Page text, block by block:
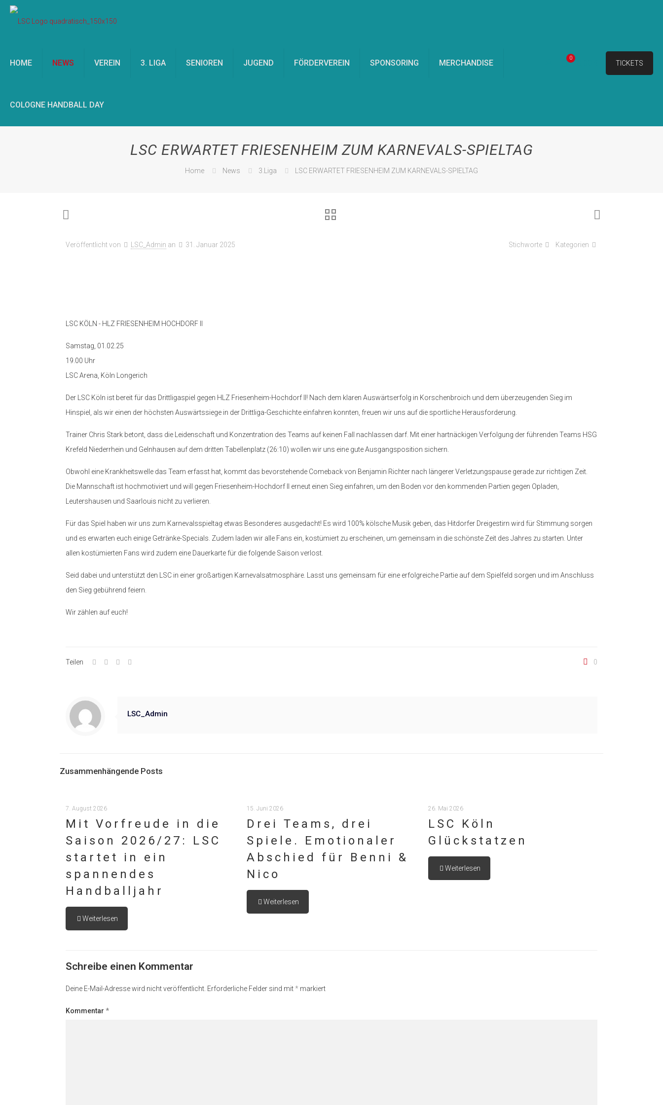
HOME NEWS VEREIN 3. LIGA SENIOREN JUGEND FÖRDERVEREIN SPONSORING MERCHANDISE
COLOGNE HANDBALL DAY
0
TICKETS
LSC ERWARTET FRIESENHEIM ZUM KARNEVALS-SPIELTAG
Home News 3.Liga LSC ERWARTET FRIESENHEIM ZUM KARNEVALS-SPIELTAG
Veröffentlicht von LSC_Admin an 31. Januar 2025 Kategorien
Stichworte
LSC KÖLN - HLZ FRIESENHEIM HOCHDORF II
Samstag, 01.02.25
19.00 Uhr
LSC Arena, Köln Longerich
Der LSC Köln ist bereit für das Drittligaspiel gegen HLZ Friesenheim-Hochdorf II! Nach dem klaren Auswärtserfolg in Korschenbroich und dem überzeugenden Sieg im
Hinspiel, als wir einen der höchsten Auswärtssiege in der Drittliga-Geschichte einfahren konnten, freuen wir uns auf die sportliche Herausforderung.
Trainer Chris Stark betont, dass die Leidenschaft und Konzentration des Teams auf keinen Fall nachlassen darf. Mit einer hartnäckigen Verfolgung der führenden Teams HSG
Krefeld Niederrhein und Gelnhausen auf dem dritten Tabellenplatz (26:10) wollen wir uns eine gute Ausgangsposition sichern.
Obwohl eine Krankheitswelle das Team erfasst hat, kommt das bevorstehende Comeback von Benjamin Richter nach längerer Verletzungspause gerade zur richtigen Zeit.
Die Mannschaft ist hochmotiviert und will gegen Friesenheim-Hochdorf II erneut einen Sieg einfahren, um den Boden vor den kommenden Partien gegen Opladen,
Leutershausen und Saarlouis nicht zu verlieren.
Für das Spiel haben wir uns zum Karnevalsspieltag etwas Besonderes ausgedacht! Es wird 100% kölsche Musik geben, das Hitdorfer Dreigestirn wird für Stimmung sorgen
und es erwarten euch einige Getränke-Specials. Zudem laden wir alle Fans ein, kostümiert zu erscheinen, um gemeinsam in die schönste Zeit des Jahres zu starten. Unter
allen kostümierten Fans wird zudem eine Dauerkarte für die folgende Saison verlost.
Seid dabei und unterstützt den LSC in einer großartigen Karnevalsatmosphäre. Lasst uns gemeinsam für eine erfolgreiche Partie auf dem Spielfeld sorgen und im Anschluss
den Sieg gebührend feiern.
Wir zählen auf euch!
Teilen 0
LSC_Admin
Zusammenhängende Posts
7. August 2026
Mit Vorfreude in die
Saison 2026/27: LSC
startet in ein
spannendes
Handballjahr
Weiterlesen
15. Juni 2026
Drei Teams, drei
Spiele. Emotionaler
Abschied für Benni &
Nico
Weiterlesen
26. Mai 2026
LSC Köln
Glückstatzen
Weiterlesen
Schreibe einen Kommentar
Deine E-Mail-Adresse wird nicht veröffentlicht. Erforderliche Felder sind mit* markiert
Kommentar *